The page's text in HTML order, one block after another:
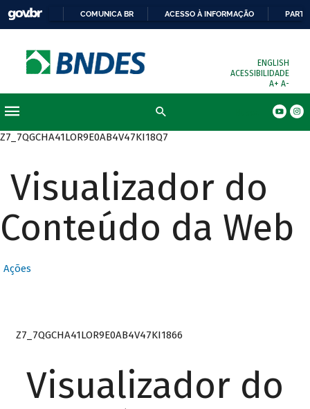
COMUNICA BR ACESSO À INFORMAÇÃO
ENGLISH
ACESSIBILIDADE
A+ A-
Z7_7QGCHA41LOR9E0AB4V47KI18Q7
Visualizador do
Conteúdo da Web
Ações
Z7_7QGCHA41LOR9E0AB4V47KI1866
Visualizador do